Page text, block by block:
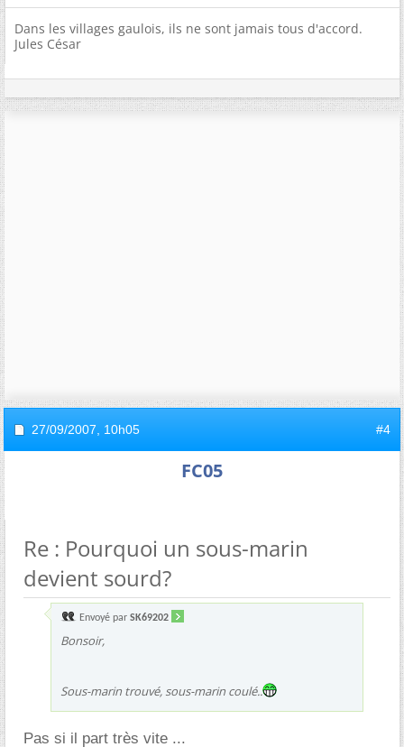
Dans les villages gaulois, ils ne sont jamais tous d'accord.
Jules César
27/09/2007, 10h05 #4
FC05
Re : Pourquoi un sous-marin
devient sourd?
Envoyé par SK69202
Bonsoir,
Sous-marin trouvé, sous-marin coulé..
Pas si il part très vite ...